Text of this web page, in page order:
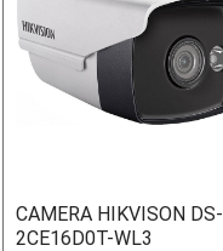
CAMERA HIKVISON DS-
2CE16D0T-WL3